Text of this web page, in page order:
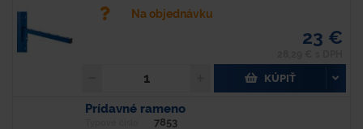
Na objednávku
23 €
KÚPIŤ
Prídavné rameno
7853